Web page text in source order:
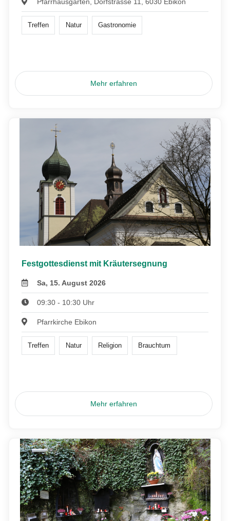
Treffen Natur Gastronomie
Mehr erfahren
Festgottesdienst mit Kräutersegnung
Sa, 15. August 2026
09:30 - 10:30 Uhr
Pfarrkirche Ebikon
Treffen Natur Religion Brauchtum
Mehr erfahren